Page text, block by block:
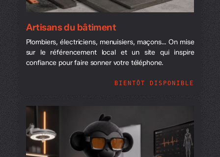
Artisans du bâtiment
Plombiers, électriciens, menuisiers, maçons… On mise
sur le référencement local et un site qui inspire
confiance pour faire sonner votre téléphone.
BIENTÔT DISPONIBLE